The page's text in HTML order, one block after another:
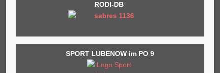
RODI-DB
SPORT LUBENOW im PO 9